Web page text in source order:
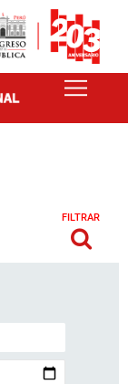
FILTRAR